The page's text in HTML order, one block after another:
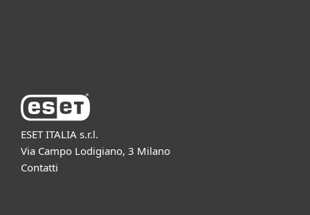
ESET ITALIA s.r.l.
Via Campo Lodigiano, 3 Milano
Contatti